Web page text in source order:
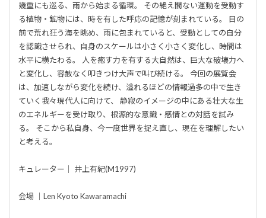
幾重にも巡る、雨から始まる循環。 その絶え間ない運動を受動す
る植物・鉱物には、時を有した呼応の記憶が刻まれている。 目の
前で荒れ狂う海を眺め、雨に包まれていると、受動としての自分
を認識させられ、自身のスケールは小さく小さく変化し、時間は
水平に横たわる。 人を癒す力を有する大自然は、巨大な破壊力へ
と変化し、容赦なく叩きつけ大声で叫び続ける。 今回の展覧会
は、加速しながら変化を続け、溢れるほどの情報過多の中で生き
ていく我々現代人に向けて、 静寂のイメージの中にある壮大な生
のエネルギーを受け取り、根源的な意識・感情との対話を試み
る。 そこから私自身、今一度世界を捉え直し、現在を理解したい
と考える。
キュレーター｜ 井上有紀(M1997)
会場 ｜Len Kyoto Kawaramachi